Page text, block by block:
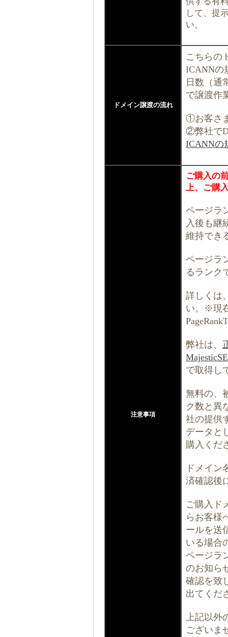
して、提
い。
ドメイン譲渡の流れ
こちらの
ICANNの
日数（通
で譲渡作
①お客さ
②弊社で
ICANNの
注意事項
ご購入の
上、ご購
ページラ
入後も継
維持でき
ページラ
るランク
詳しくは
い。※現
弊社は、
で取得し
無料の、
ク数と異
社の提供
データと
購入くだ
ドメイン
済確認後
ご購入ド
らお客様
ールを送
いる場合
ページラ
のお知ら
確認を致
出てくだ
上記以外
ございま